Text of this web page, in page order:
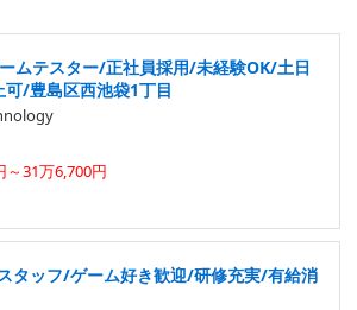
ームテスター/正社員採用/未経験OK/土日
/豊島区西池袋1丁目
～31万6,700円
タッフ/ゲーム好き歓迎/研修充実/有給消